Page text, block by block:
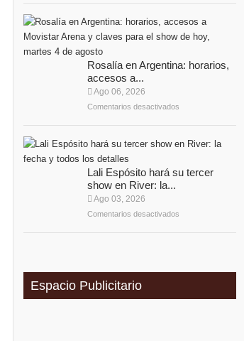
Rosalía en Argentina: horarios,
accesos a...
Ago 06, 2026
Comentarios desactivados
Lali Espósito hará su tercer
show en River: la...
Ago 03, 2026
Comentarios desactivados
Espacio Publicitario